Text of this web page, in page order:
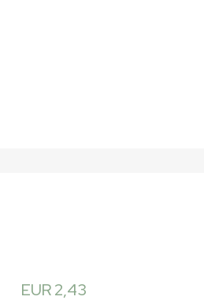
EUR 2,43